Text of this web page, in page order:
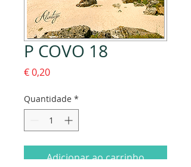
P COVO 18
€ 0,20Preço
Quantidade *
Adicionar ao carrinho